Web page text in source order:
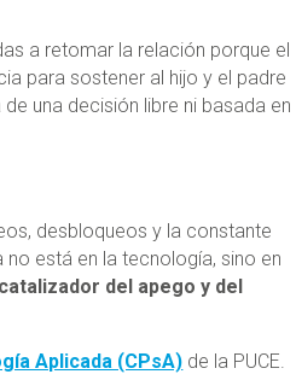
a retomar la relación porque el
para sostener al hijo y el padre
una decisión libre ni basada en
desbloqueos y la constante
está en la tecnología, sino en
del apego y del
Aplicada (CPsA) de la PUCE.